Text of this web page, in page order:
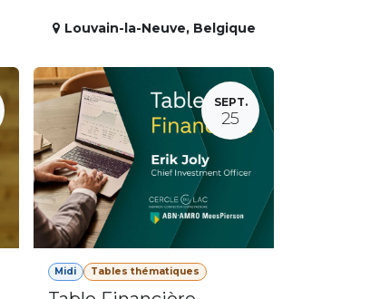
Louvain-la-Neuve, Belgique
SEPT.
25
Midi Tables thématiques